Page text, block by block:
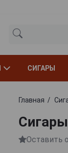
СИГАРЫ
Главная
Оставить